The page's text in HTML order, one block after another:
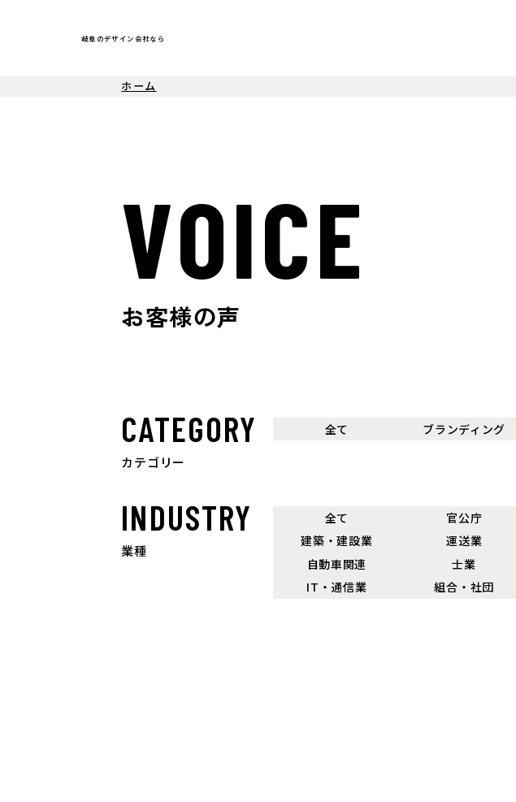
岐阜のデザイン会社なら
ホーム
VOICE
お客様の声
CATEGORY
カテゴリー
全て ブランディング
INDUSTRY
業種
全て 官公庁
建築・建設業
運送業
自動車関連
士業
IT・通信業
組合・社団